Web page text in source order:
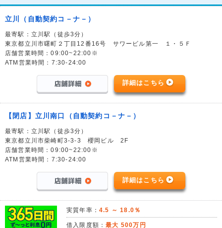
立川（自動契約コ－ナ－）
最寄駅：立川駅（徒歩3分）
東京都立川市曙町２丁目12番16号 サワービル第一 １・５Ｆ
店舗営業時間：09:00~22:00※
ATM営業時間：7:30-24:00
詳細はこちら
【閉店】立川南口（自動契約コ－ナ－）
最寄駅：立川駅（徒歩3分）
東京都立川市柴崎町3-3-3 櫻岡ビル 2F
店舗営業時間：09:00~22:00※
ATM営業時間：7:30-24:00
詳細はこちら
実質年率： 4.5 ～ 18.0％
借入限度額：最大 500万円